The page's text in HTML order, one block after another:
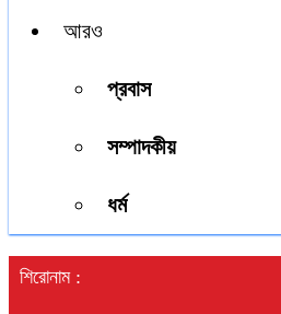
আরও
প্রবাস
সম্পাদকীয়
ধর্ম
শিরোনাম :